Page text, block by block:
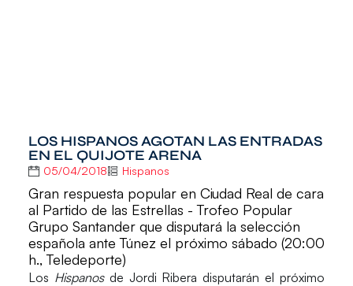
LOS HISPANOS AGOTAN LAS ENTRADAS
EN EL QUIJOTE ARENA
05/04/2018 Hispanos
Gran respuesta popular en Ciudad Real de cara
al Partido de las Estrellas - Trofeo Popular
Grupo Santander que disputará la selección
española ante Túnez el próximo sábado (20:00
h., Teledeporte)
Los Hispanosde Jordi Ribera disputarán el próximo